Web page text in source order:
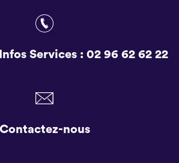
Services : 02 96 62 62 22
Contactez-nous